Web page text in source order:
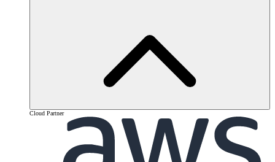
Cloud Partner